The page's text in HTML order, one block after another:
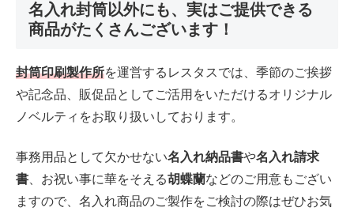
名入れ封筒以外にも、実はご提供できる
商品がたくさんございます！
封筒印刷製作所を運営するレスタスでは、季節のご挨拶
や記念品、販促品としてご活用をいただけるオリジナル
ノベルティをお取り扱いしております。
事務用品として欠かせない名入れ納品書や名入れ請求
書 、お祝い事に華をそえる胡蝶蘭などのご用意もござい
ますので、名入れ商品のご製作をご検討の際はぜひお気